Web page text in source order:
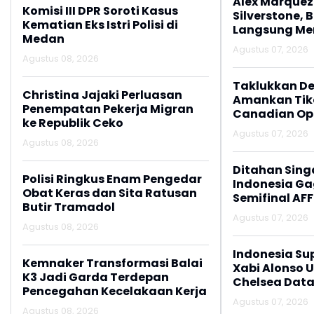
Komisi III DPR Soroti Kasus
Kematian Eks Istri Polisi di
Medan
Agustus 08, 2026
Christina Jajaki Perluasan
Penempatan Pekerja Migran
ke Republik Ceko
Agustus 08, 2026
Polisi Ringkus Enam Pengedar
Obat Keras dan Sita Ratusan
Butir Tramadol
Agustus 08, 2026
Kemnaker Transformasi Balai
K3 Jadi Garda Terdepan
Pencegahan Kecelakaan Kerja
Agustus 08, 2026
Silverstone,
Langsung
Agustus 07, 2026
Taklukkan
Amankan
Canadian
Agustus 07, 2026
Ditahan
Indonesia
Semifinal
Agustus 07, 2026
Indonesia
Xabi Alonso
Chelsea
Agustus 07, 2026